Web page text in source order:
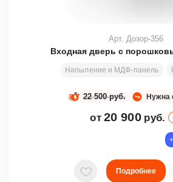
Входная дверь с
Напыление и МДФ-панель
Арт. Дозор-356
Нужна
22 500 руб.
от 20 900 руб.
В избранное
Подробнее